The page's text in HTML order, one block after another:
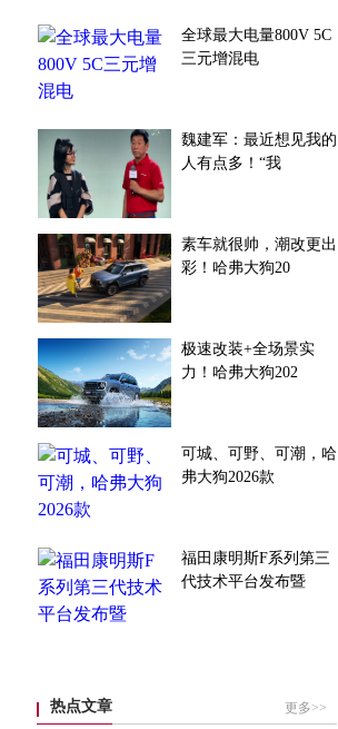
全球最大电量800V 5C
三元增混电
​魏建军：最近想见我的
人有点多！“我
素车就很帅，潮改更出
彩！哈弗大狗20
极速改装+全场景实
力！哈弗大狗202
可城、可野、可潮，哈
弗大狗2026款
福田康明斯F系列第三
代技术平台发布暨
热点文章 更多>>